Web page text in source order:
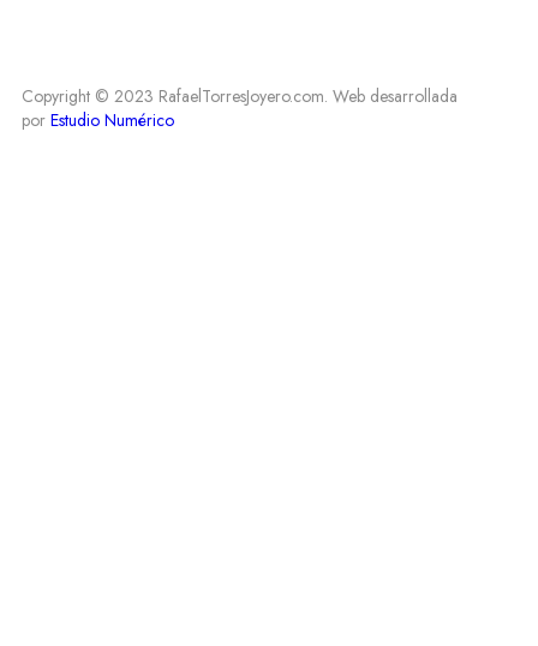
Copyright © 2023 RafaelTorresJoyero.com. Web desarrollada
por Estudio Numérico